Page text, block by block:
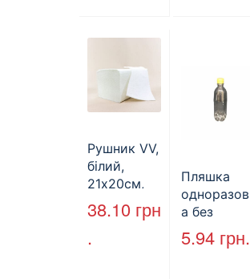
мм*140 мм.
Рушник VV,
білий,
21х20см,
160л.
38.10 грн
.
Пляшка
одноразов
а без
кришки,
ПЕТ, V=500
5.94 грн.